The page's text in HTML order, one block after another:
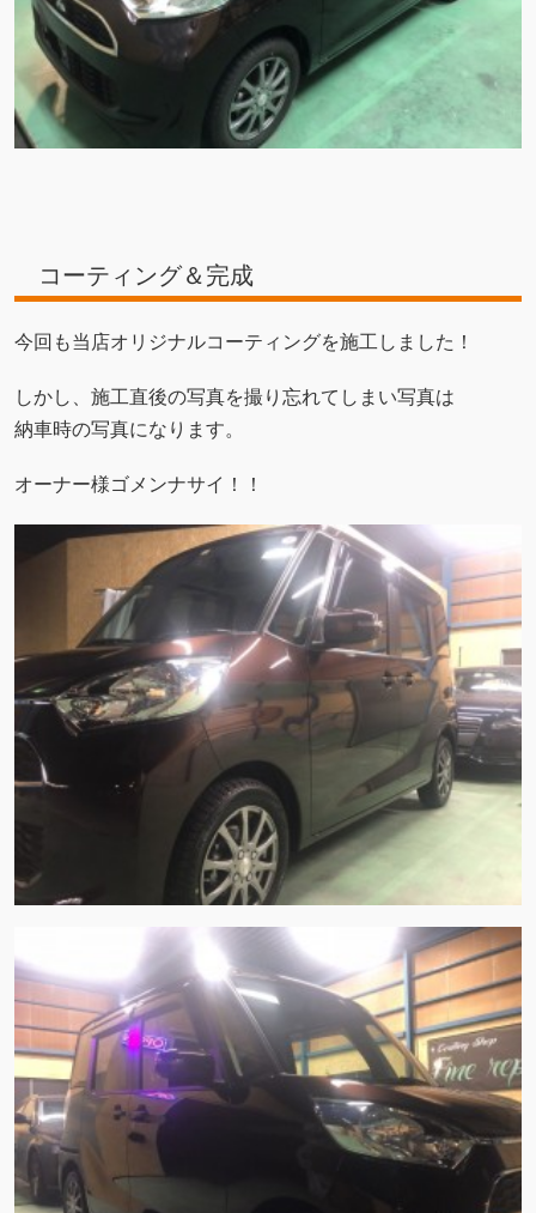
コーティング＆完成
今回も当店オリジナルコーティングを施工しました！
しかし、施工直後の写真を撮り忘れてしまい写真は
納車時の写真になります。
オーナー様ゴメンナサイ！！